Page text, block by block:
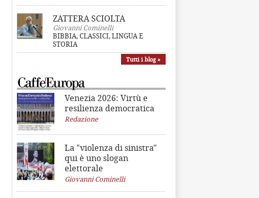
ZATTERA SCIOLTA
Giovanni Cominelli
BIBBIA, CLASSICI, LINGUA E
STORIA
Tutti i blog »
Venezia 2026: Virtù e
resilienza democratica
Redazione
La "violenza di sinistra"
qui è uno slogan
elettorale
Giovanni Cominelli